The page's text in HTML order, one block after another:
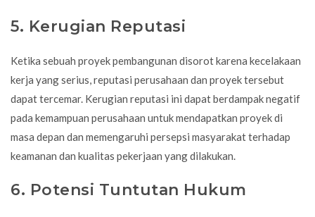
5. Kerugian Reputasi
Ketika sebuah proyek pembangunan disorot karena kecelakaan
kerja yang serius, reputasi perusahaan dan proyek tersebut
dapat tercemar. Kerugian reputasi ini dapat berdampak negatif
pada kemampuan perusahaan untuk mendapatkan proyek di
masa depan dan memengaruhi persepsi masyarakat terhadap
keamanan dan kualitas pekerjaan yang dilakukan.
6. Potensi Tuntutan Hukum